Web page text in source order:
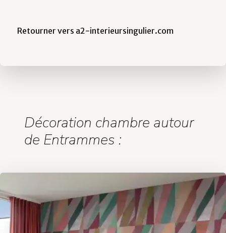
Retourner vers a2-interieursingulier.com
Décoration chambre autour
de Entrammes :